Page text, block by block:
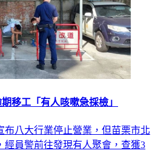
移工「有人咳嗽急採檢」
布八大行業停止營業，但苗栗市北
經員警前往發現有人聚會，查獲3